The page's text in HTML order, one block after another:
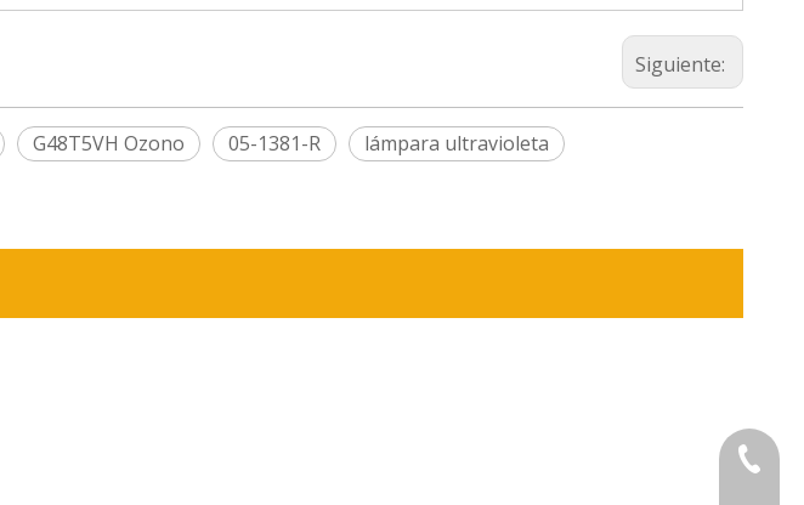
Siguiente:
G48T5VH Ozono 05-1381-R
lámpara ultravioleta
+86-